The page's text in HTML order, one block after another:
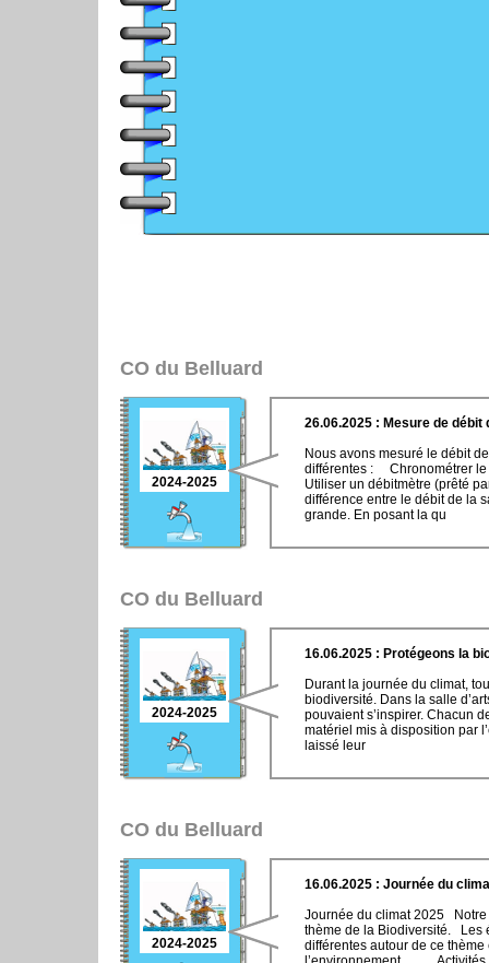
CO du Belluard
2024-2025
26.06.2025 : Mesure de débit
Nous avons mesuré le débit
différentes : Chronométrer
Utiliser un débitmètre (prêté
différence entre le débit de la
grande. En posant la qu
CO du Belluard
2024-2025
16.06.2025 : Protégeons la
Durant la journée du climat,
biodiversité. Dans la salle
pouvaient s’inspirer. Chacun
matériel mis à disposition par
laissé leur
CO du Belluard
2024-2025
16.06.2025 : Journée du
Journée du climat 2025
thème de la Biodiversité. Les
différentes autour de ce